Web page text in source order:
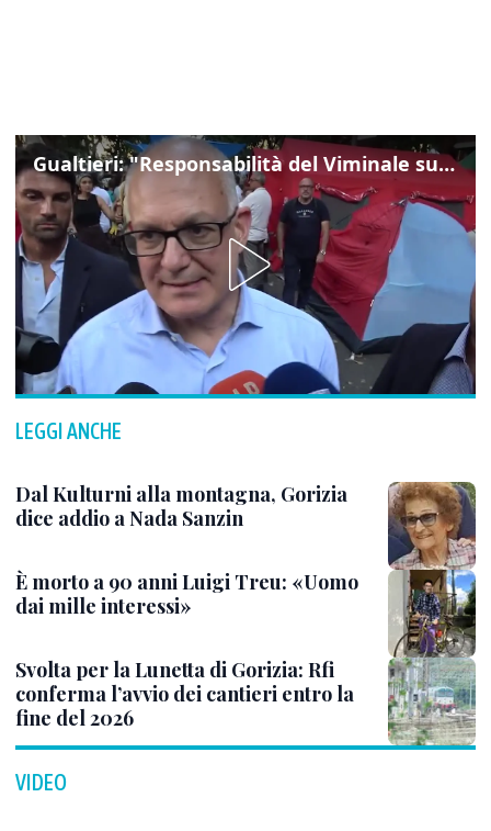
Gualtieri: "Responsabilità del Viminale su Spin Time? La posizione dei partiti è nota"
LEGGI ANCHE
Dal Kulturni alla montagna, Gorizia
dice addio a Nada Sanzin
È morto a 90 anni Luigi Treu: «Uomo
dai mille interessi»
Svolta per la Lunetta di Gorizia: Rfi
conferma l’avvio dei cantieri entro la
fine del 2026
VIDEO